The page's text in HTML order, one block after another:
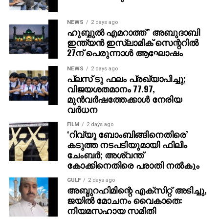
തുടങ്ങിയത് മുതല്‍ സാക്ഷികള്‍ കൂട്ടത്തോടെ
കൂറുമാറിയതാണ് വലിയ വിവാദങ്ങള്‍ക്ക് വഴിവെച്ചത്.
പ്രോസിക്യൂഷന്‍ 103 സാക്ഷികളെയാണ് കേസില്‍
ഇതിനോടകം വിസ്തരിച്ചത്. നേരത്തെ മജിസ്‌ട്രേറ്റിന്
മുന്നില്‍ രഹസ്യമൊഴി നല്‍കിയവര്‍ പോലും പിന്നീട്
കോടതിയില്‍ കൂറുമാറിയതാണ് കണ്ടത്.
ADVERTISEMENT
NEWS 2 days ago
ഹുബ്ബുല്‍ എമറാത്ത്” അബുദാബി
ഇന്ത്യന്‍ ഇസ്ലാമിക് സെന്ററില്‍
27ന് പെരുന്നാള്‍ ആഘോഷം
NEWS 2 days ago
പ്ലസ് ടു ഫലം പ്രഖ്യാപിച്ചു;
വിജയശതമാനം 77.97,
മുൻവർഷത്തേക്കാൾ നേരിയ
വർധന
FILM 2 days ago
‘റിവ്യൂ ബോംബിങ്ങിനെതിരെ’
കടുത്ത നടപടിയുമായി ഫിലിം
ചേംബര്‍; അശ്വന്ത്
കോക്കിനെതിരെ പരാതി നല്‍കും
GULF 2 days ago
അബ്ദുറഹിമിന്റെ എക്‌സിറ്റ് അടിച്ചു,
ജയില്‍ മോചനം വൈകാതെ:
നിയമസഹായ സമിതി